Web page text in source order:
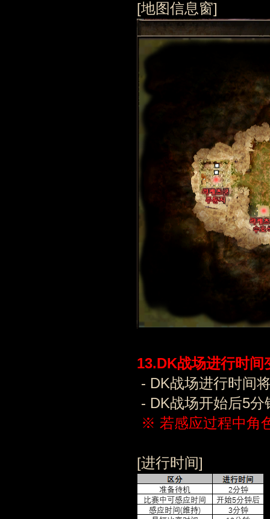
[地图信息窗]
13.DK战场进行时间
- DK战场进行时间
- DK战场开始后5
※ 若感应过程中角
[进行时间]